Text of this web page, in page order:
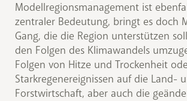
Modellregionsmanagement ist
zentraler Bedeutung, bringt es doch
Gang, die die Region unterstützen
den Folgen des Klimawandels
Folgen von Hitze und Trockenheit
Starkregenereignissen auf die Land-
Forstwirtschaft, aber auch die